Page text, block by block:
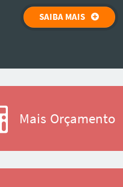
SAIBA MAIS
Mais Orçamento